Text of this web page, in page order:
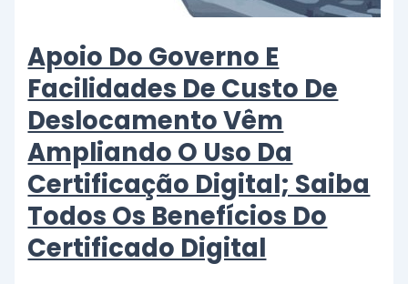
Apoio Do Governo E
Facilidades De Custo De
Deslocamento Vêm
Ampliando O Uso Da
Certificação Digital; Saiba
Todos Os Benefícios Do
Certificado Digital